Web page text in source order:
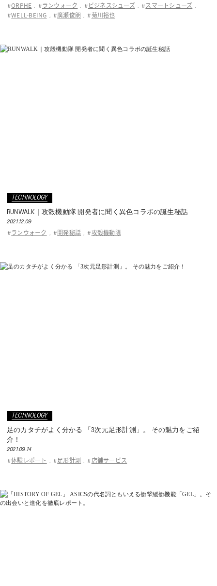
#ORPHE , # ランウォーク , # ビジネスシューズ , # スマートシューズ ,
#WELL-BEING , # 廣瀬俊朗 , # 菊川裕也
TECHNOLOGY
RUNWALK｜攻殻機動隊 開発者に聞く異色コラボの誕生秘話
2021.12.09
# ランウォーク , # 開発秘話 , # 攻殻機動隊
TECHNOLOGY
足のカタチがよく分かる 「3次元足形計測」。 その魅力をご紹
介！
2021.09.14
#体験レポート , # 足形計測 , # 店舗サービス